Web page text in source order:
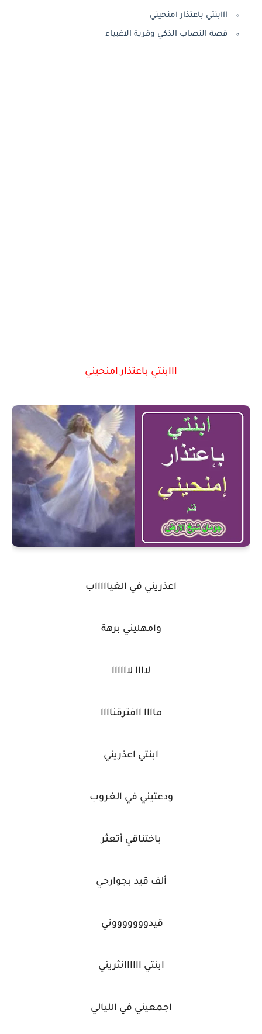
ااابنتي باعتذار امنحيني
قصة النصاب الذكي وقرية الاغبياء
ااابنتي باعتذار امنحيني
اعذريني في الغياااااب
وامهليني برهة
لاااا لاااااا
ماااا اافترقناااا
ابنتي اعذريني
ودعتيني في الغروب
باختناقي أتعثر
ألف قيد بجوارحي
قيدوووووووني
ابنتي اااااانثريني
اجمعيني في الليالي